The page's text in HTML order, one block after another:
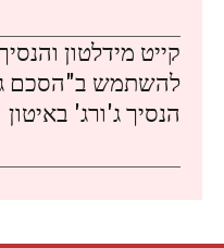
קייט מידלטון
להשתמש ב"הסכם
הנסיך ג'ורג' באיטון